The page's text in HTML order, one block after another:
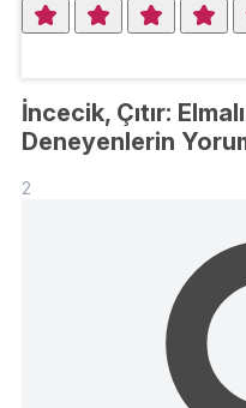
İncecik, Çıtır:
Deneyenlerin
2